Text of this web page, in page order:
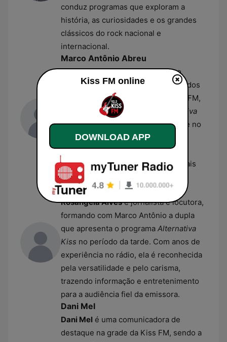
conduz programas que exploram a
história, as curiosidades e os grandes
clássicos do rock nacional e
internacional.
Marco Antônio Abreu
Conhecido carinhosamente como
"Titio",Marco Antônio Abreu
é um dos
locutores mais tradicionais da Kiss FM,
onde comanda o programa
Alternativa
Kiss. Além de sua atuação marcante no
rádio rock, ele possui uma carreira
sólida como dublador e locutor
comercial, sendo uma das vozes mais
reconhecidas do dial paulistano.
Rosângela Alves
Rosângela Alvesé jornalista e locutora,
formando com Marco Antônio a dupla
que apresenta o programa Alternativa
Kiss no período da tarde. Com anos de
experiência no rádio, ela é reconhecida
pela versatilidade e pelo carisma,
trazendo informação e entretenimento
para a audiência fiel da emissora.
Dani Mel
Dani Mel é uma comunicadora de
destaque na grade da Kiss FM, sendo a
Kiss FM online
DOWNLOAD APP